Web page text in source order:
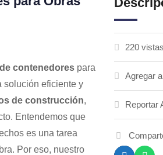
contenedorespara
solución eficiente y
de construcción,
Entendemos que
es una tarea
Por eso, nuestro
220 vistas
Agregar
Reportar